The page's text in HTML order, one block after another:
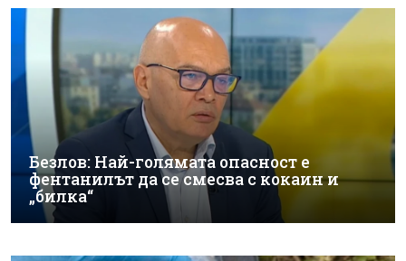
Безлов: Най-голямата опасност е
фентанилът да се смесва с кокаин и
„билка“